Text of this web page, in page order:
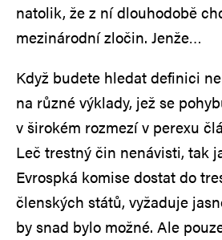
natolik, že z ní dlouhodobě
mezinárodní zločin. Jenže…
Když budete hledat definici
na různé výklady, jež se
v širokém rozmezí v perexu
Leč trestný čin nenávisti, tak
Evrospká komise dostat do
členských států, vyžaduje
by snad bylo možné. Ale